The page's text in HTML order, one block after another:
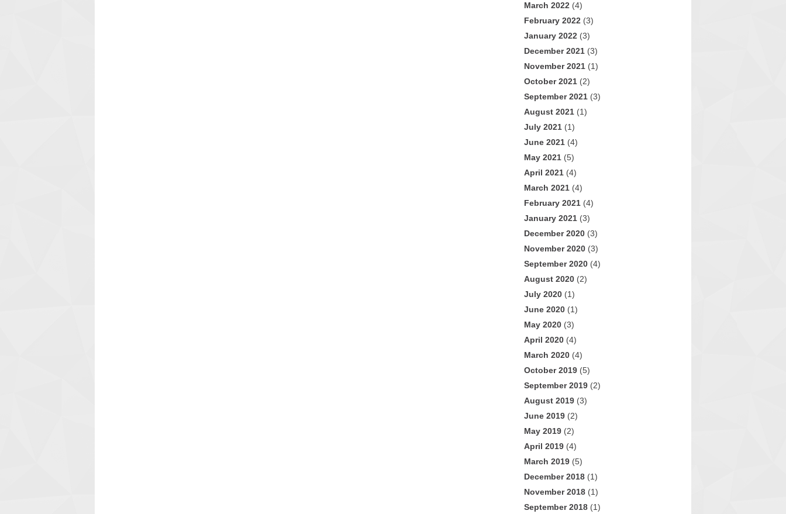
March 2022 (4)
February 2022 (3)
January 2022 (3)
December 2021 (3)
November 2021 (1)
October 2021 (2)
September 2021 (3)
August 2021 (1)
July 2021 (1)
June 2021 (4)
May 2021 (5)
April 2021 (4)
March 2021 (4)
February 2021 (4)
January 2021 (3)
December 2020 (3)
November 2020 (3)
September 2020 (4)
August 2020 (2)
July 2020 (1)
June 2020 (1)
May 2020 (3)
April 2020 (4)
March 2020 (4)
October 2019 (5)
September 2019 (2)
August 2019 (3)
June 2019 (2)
May 2019 (2)
April 2019 (4)
March 2019 (5)
December 2018 (1)
November 2018 (1)
September 2018 (1)